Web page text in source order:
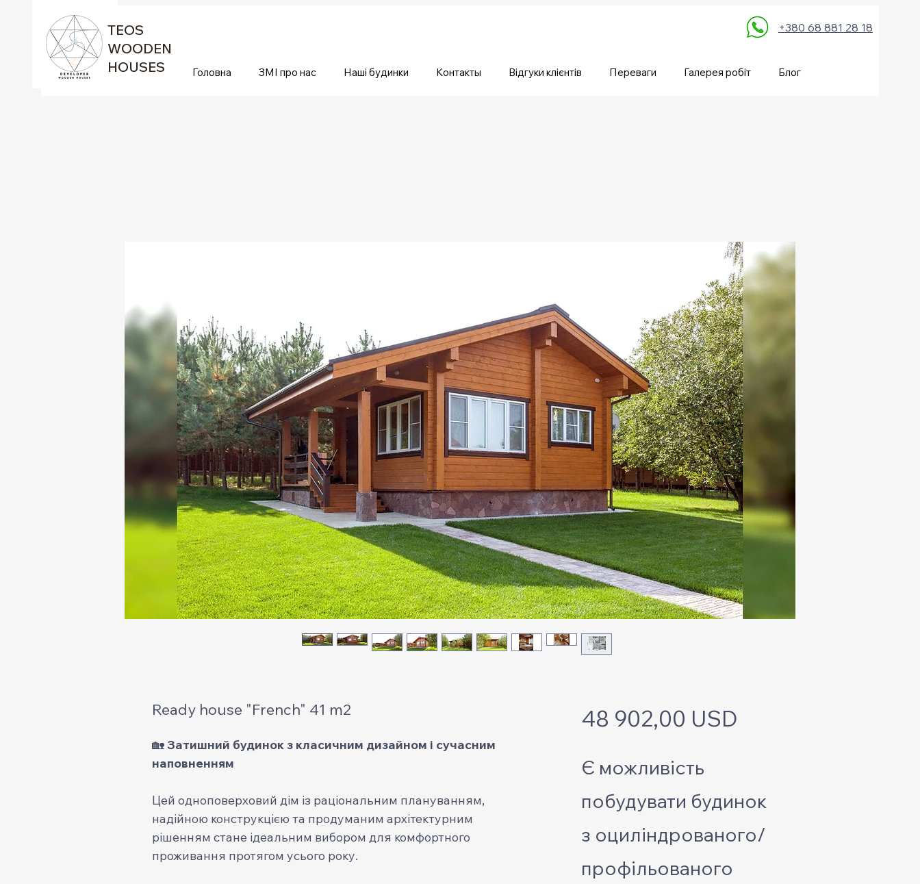
TEOS
WOODEN
HOUSES
+380 68 881 28 18
Головна ЗМІ про нас Наші будинки Контакты Відгуки клієнтів Переваги Галерея робіт Блог
Ready house "French" 41 m2
🏡Затишний будинок з класичним дизайном і сучасним
наповненням
Цей одноповерховий дім із раціональним плануванням,
надійною конструкцією та продуманим архітектурним
рішенням стане ідеальним вибором для комфортного
проживання протягом усього року.
48 902,00 USD
Є можливість
побудувати будинок
з оциліндрованого/
профільованого